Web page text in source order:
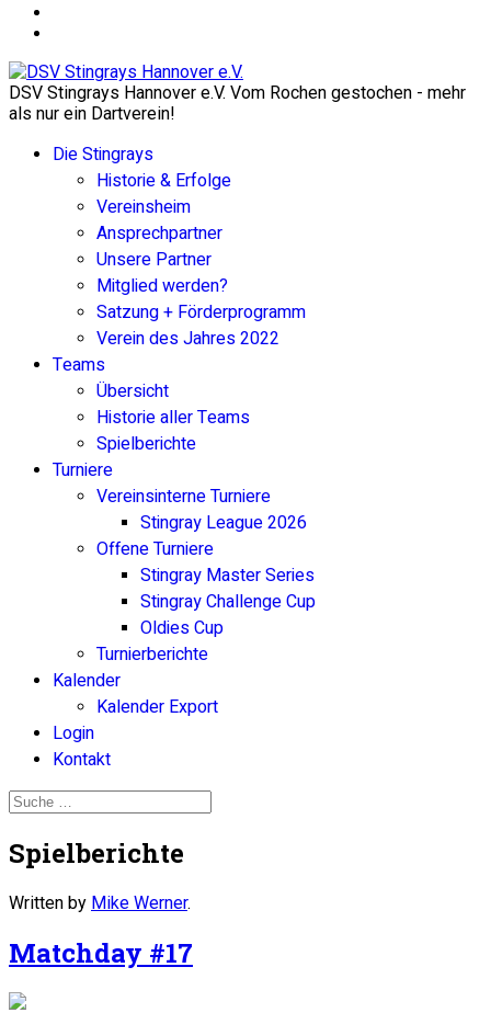
DSV Stingrays Hannover e.V. Vom Rochen gestochen - mehr
als nur ein Dartverein!
Die Stingrays
Historie & Erfolge
Vereinsheim
Ansprechpartner
Unsere Partner
Mitglied werden?
Satzung + Förderprogramm
Verein des Jahres 2022
Teams
Übersicht
Historie aller Teams
Spielberichte
Turniere
Vereinsinterne Turniere
Stingray League 2026
Offene Turniere
Stingray Master Series
Stingray Challenge Cup
Oldies Cup
Turnierberichte
Kalender
Kalender Export
Login
Kontakt
Spielberichte
Written by Mike Werner.
Matchday #17